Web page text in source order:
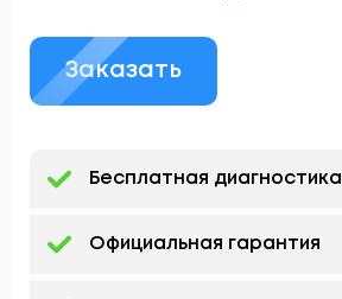
Заказать
Бесплатная диагностика
Официальная гарантия